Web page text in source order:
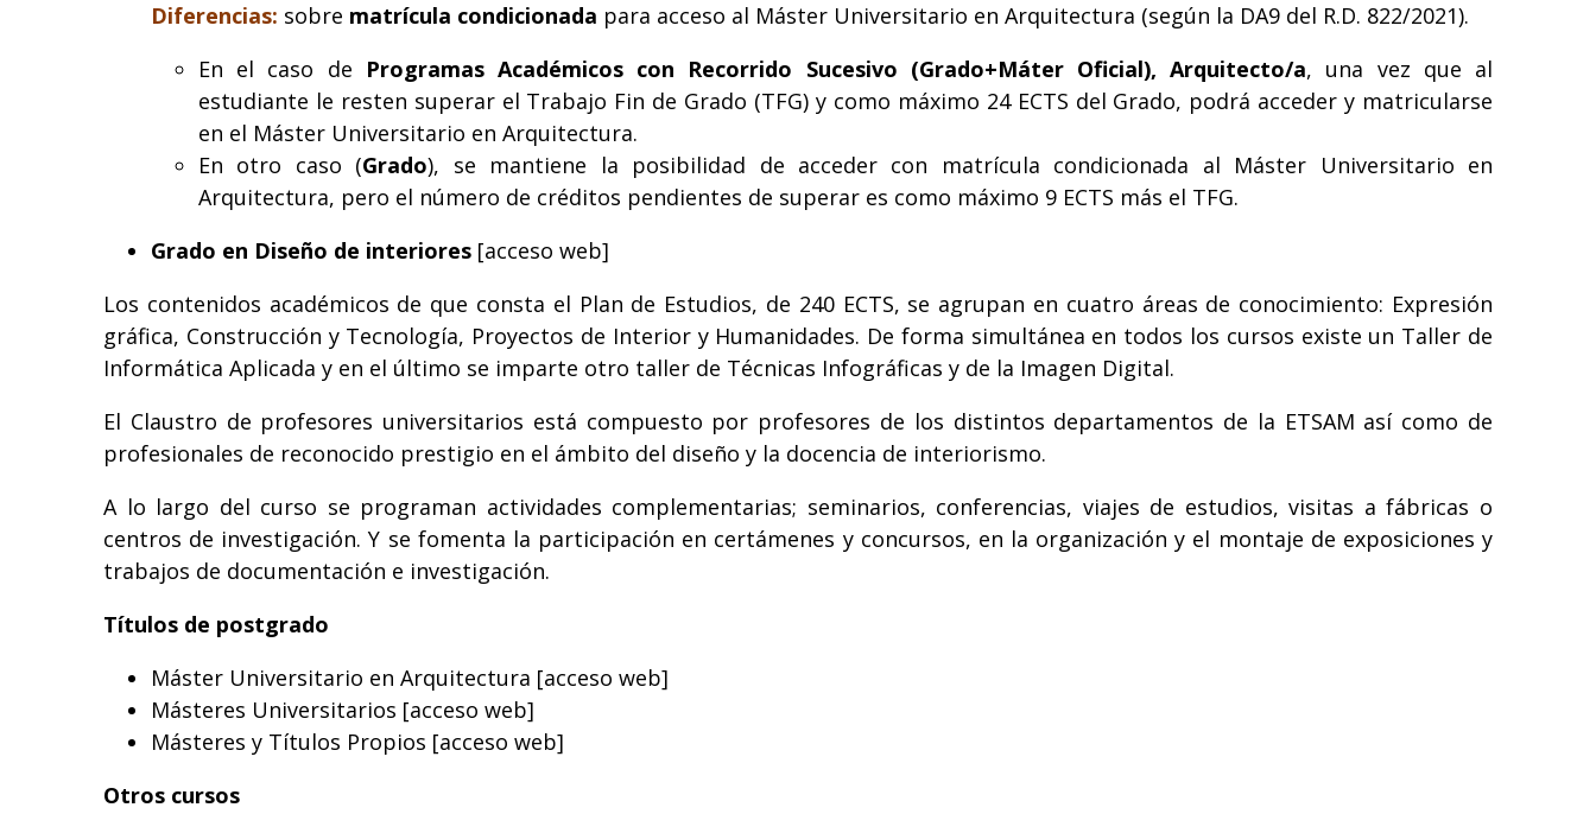
Diferencias: sobre matrícula condicionada para acceso al Máster Universitario en Arquitectura (según la DA9 del R.D. 822/2021).
En el caso de Programas Académicos con Recorrido Sucesivo (Grado+Máter Oficial), Arquitecto/a, una vez que al
estudiante le resten superar el Trabajo Fin de Grado (TFG) y como máximo 24 ECTS del Grado, podrá acceder y matricularse
en el Máster Universitario en Arquitectura.
En otro caso (Grado), se mantiene la posibilidad de acceder con matrícula condicionada al Máster Universitario en
Arquitectura, pero el número de créditos pendientes de superar es como máximo 9 ECTS más el TFG.
Grado en Diseño de interiores [acceso web]
Los contenidos académicos de que consta el Plan de Estudios, de 240 ECTS, se agrupan en cuatro áreas de conocimiento: Expresión
gráfica, Construcción y Tecnología, Proyectos de Interior y Humanidades. De forma simultánea en todos los cursos existe un Taller de
Informática Aplicada y en el último se imparte otro taller de Técnicas Infográficas y de la Imagen Digital.
El Claustro de profesores universitarios está compuesto por profesores de los distintos departamentos de la ETSAM así como de
profesionales de reconocido prestigio en el ámbito del diseño y la docencia de interiorismo.
A lo largo del curso se programan actividades complementarias; seminarios, conferencias, viajes de estudios, visitas a fábricas o
centros de investigación. Y se fomenta la participación en certámenes y concursos, en la organización y el montaje de exposiciones y
trabajos de documentación e investigación.
Títulos de postgrado
Máster Universitario en Arquitectura [acceso web]
Másteres Universitarios [acceso web]
Másteres y Títulos Propios [acceso web]
Otros cursos